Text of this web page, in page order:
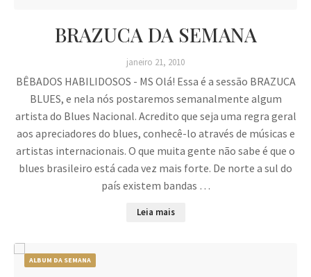
BRAZUCA DA SEMANA
janeiro 21, 2010
BÊBADOS HABILIDOSOS - MS Olá! Essa é a sessão BRAZUCA
BLUES, e nela nós postaremos semanalmente algum
artista do Blues Nacional. Acredito que seja uma regra geral
aos apreciadores do blues, conhecê-lo através de músicas e
artistas internacionais. O que muita gente não sabe é que o
blues brasileiro está cada vez mais forte. De norte a sul do
país existem bandas …
Leia mais
ALBUM DA SEMANA